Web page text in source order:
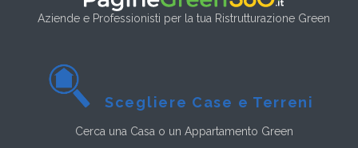
Aziende e Professionisti per la tua Ristrutturazione Green
Scegliere Case e Terreni
Cerca una Casa o un Appartamento Green